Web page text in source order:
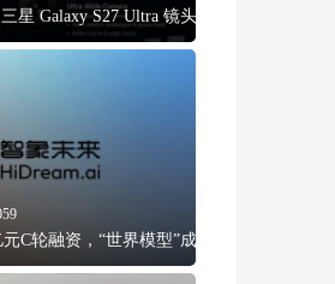
星 Galaxy S27 Ultra 镜头喷墨工
C轮融资，“世界模型”成为AI资